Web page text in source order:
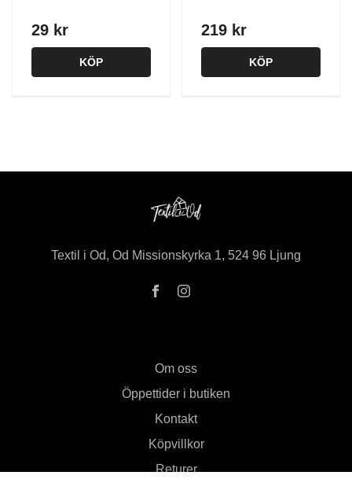
29 kr
KÖP
219 kr
KÖP
Textil i Od, Od Missionskyrka 1, 524 96 Ljung
Om oss
Öppettider i butiken
Kontakt
Köpvillkor
Returer